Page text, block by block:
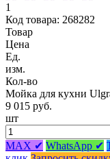
1
Код товара: 268282
Товар
Цена
Ед.
изм.
Кол-во
Мойка для кухни
9 015 руб.
шт
MAX ✔ WhatsApp ✔